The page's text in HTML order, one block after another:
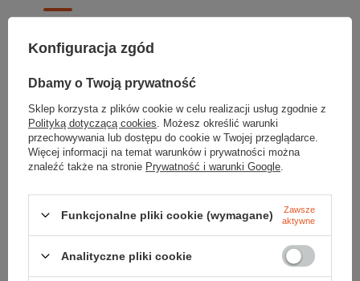
RĘKOJMIA 24 M-CE
Na sprzedawane produkty udzielana jest 24-miesięczna rękojmia na
PODMIOT ODPOWIEDZIALNY ZA TEN PRODUKT NA TERENIE UE
SZANTI Dariusz Staniszewski Więcej
Zadaj pytanie a my odpowiemy niezwłocznie, najciekawsze pytania i
odpowiedzi publikując dla innych.
Konfiguracja zgód
Dbamy o Twoją prywatność
Sklep korzysta z plików cookie w celu realizacji usług zgodnie z
Polityką dotyczącą cookies . Możesz określić warunki
przechowywania lub dostępu do cookie w Twojej przeglądarce.
Więcej informacji na temat warunków i prywatności można
znaleźć także na stronie Prywatność i warunki Google
Funkcjonalne pliki cookie (wymagane)
Zawsze
aktywne
Analityczne pliki cookie